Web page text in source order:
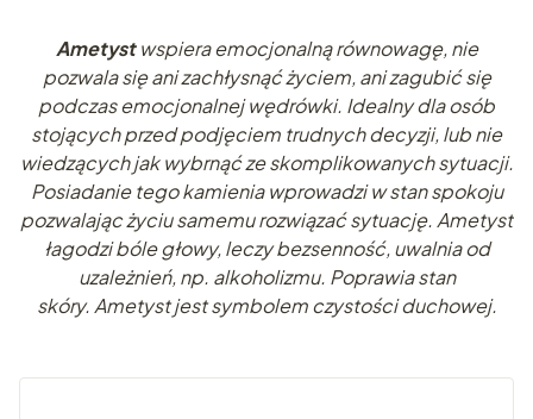
Ametystwspiera emocjonalną równowagę, nie
pozwala się ani zachłysnąć życiem, ani zagubić się
podczas emocjonalnej wędrówki. Idealny dla osób
stojących przed podjęciem trudnych decyzji, lub nie
wiedzących jak wybrnąć ze skomplikowanych sytuacji.
Posiadanie tego kamienia wprowadzi w stan spokoju
pozwalając życiu samemu rozwiązać sytuację. Ametyst
łagodzi bóle głowy, leczy bezsenność, uwalnia od
uzależnień, np. alkoholizmu. Poprawia stan
skóry. Ametyst jest symbolem czystości duchowej.